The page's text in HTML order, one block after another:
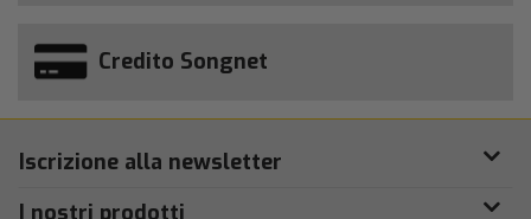
Credito Songnet
Iscrizione alla newsletter
I nostri prodotti